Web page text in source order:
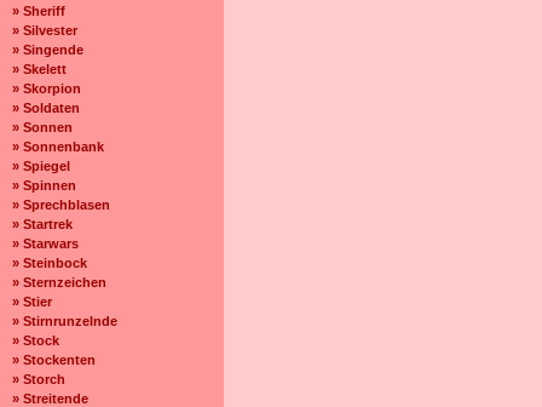
» Sheriff
» Silvester
» Singende
» Skelett
» Skorpion
» Soldaten
» Sonnen
» Sonnenbank
» Spiegel
» Spinnen
» Sprechblasen
» Startrek
» Starwars
» Steinbock
» Sternzeichen
» Stier
» Stirnrunzelnde
» Stock
» Stockenten
» Storch
» Streitende